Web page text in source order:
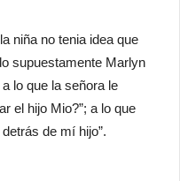
niña no tenia idea que
supuestamente Marlyn
lo que la señora le
el hijo Mio?”; a lo que
de mí hijo”.